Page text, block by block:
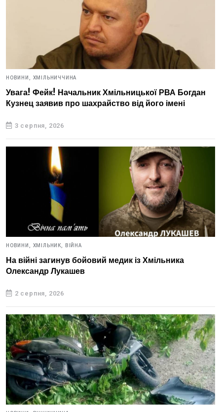
НОВИНИ, ХМІЛЬНИЧЧИНА
Увага! Фейк! Начальник Хмільницької РВА Богдан
Кузнец заявив про шахрайство від його імені
3 серпня, 2026
НОВИНИ, ХМІЛЬНИК, ВІЙНА
На війні загинув бойовий медик із Хмільника
Олександр Лукашев
2 серпня, 2026